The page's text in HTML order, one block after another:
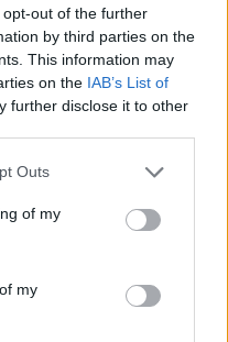
out of the further
by third parties on the
This information may
on the IAB’s List of
further disclose it to other
one or more Google
You may click to
its third-party tags to
in below Google
Outs
of my
my
στους
και να τους
Εάν λοιπόν δεν
γλώσσας μπορείτε
πολύ εύκολα
από το
στην